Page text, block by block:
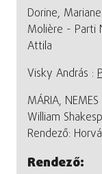
Dorine,
Molière - Parti
Attila
Visky András :
MÁRIA, NEMES
William
Rendező:
Rendező: